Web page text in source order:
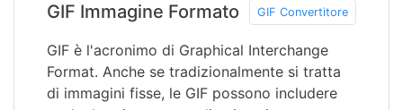
GIF Immagine Formato GIF Convertitore
GIF è l'acronimo di Graphical Interchange
Format. Anche se tradizionalmente si tratta
di immagini fisse, le GIF possono includere